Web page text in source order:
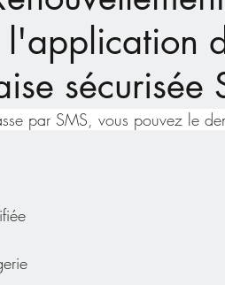
l'application
sécurisée
par SMS, vous pouvez le